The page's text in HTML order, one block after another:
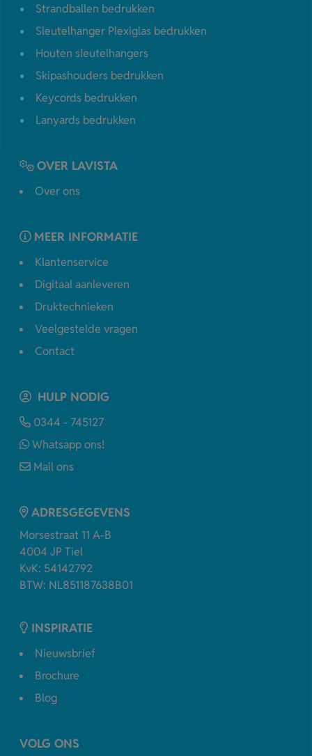
Strandballen bedrukken
Sleutelhanger Plexiglas bedrukken
Houten sleutelhangers
Skipashouders bedrukken
Keycords bedrukken
Lanyards bedrukken
OVER LAVISTA
Over ons
MEER INFORMATIE
Klantenservice
Digitaal aanleveren
Druktechnieken
Veelgestelde vragen
Contact
HULP NODIG
0344 - 745127
Whatsapp ons!
Mail ons
ADRESGEGEVENS
Morsestraat 11 A-B
4004 JP Tiel
KvK: 54142792
BTW: NL851187638B01
INSPIRATIE
Nieuwsbrief
Brochure
Blog
VOLG ONS